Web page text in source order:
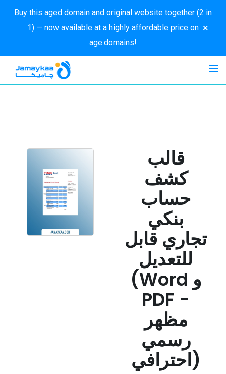
Buy this aged domain and original website together (2 in
1) — now available at a highly affordable price on
age.domains!
×
قالب
كشف
حساب
بنكي
تجاري قابل
للتعديل
(Word و
PDF -
مظهر
رسمي
احترافي)